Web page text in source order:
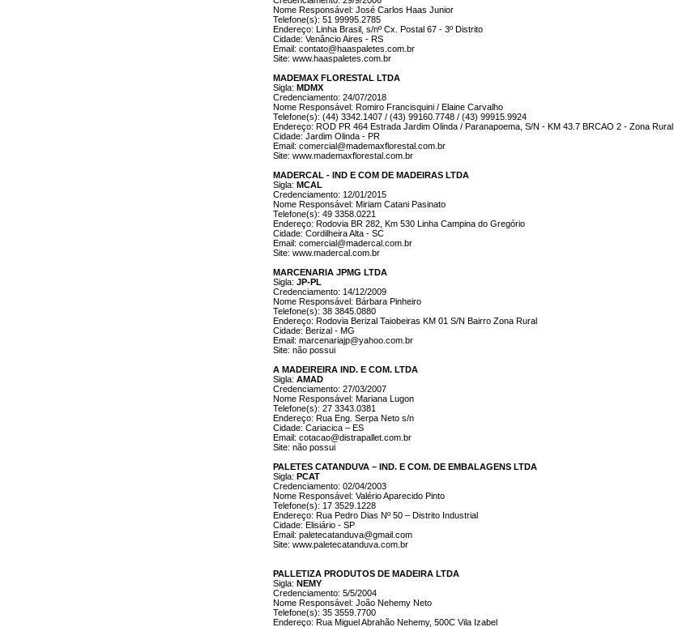
Nome Responsável: José Carlos Haas Junior
Telefone(s): 51 99995.2785
Endereço: Linha Brasil, s/nº Cx. Postal 67 - 3º Distrito
Cidade: Venâncio Aires - RS
Email: contato@haaspaletes.com.br
Site: www.haaspaletes.com.br
MADEMAX FLORESTAL LTDA
Sigla: MDMX
Credenciamento: 24/07/2018
Nome Responsável: Romiro Francisquini / Elaine Carvalho
Telefone(s): (44) 3342.1407 / (43) 99160.7748 / (43) 99915.9924
Endereço: ROD PR 464 Estrada Jardim Olinda / Paranapoema, S/N - KM 43.7 BRCAO 2 - Zona Rural
Cidade: Jardim Olinda - PR
Email: comercial@mademaxflorestal.com.br
Site: www.mademaxflorestal.com.br
MADERCAL - IND E COM DE MADEIRAS LTDA
Sigla: MCAL
Credenciamento: 12/01/2015
Nome Responsável: Miriam Catani Pasinato
Telefone(s): 49 3358.0221
Endereço: Rodovia BR 282, Km 530 Linha Campina do Gregório
Cidade: Cordilheira Alta - SC
Email: comercial@madercal.com.br
Site: www.madercal.com.br
MARCENARIA JPMG LTDA
Sigla: JP-PL
Credenciamento: 14/12/2009
Nome Responsável: Bárbara Pinheiro
Telefone(s): 38 3845.0880
Endereço: Rodovia Berizal Taiobeiras KM 01 S/N Bairro Zona Rural
Cidade: Berizal - MG
Email: marcenariajp@yahoo.com.br
Site: não possui
A MADEIREIRA IND. E COM. LTDA
Sigla: AMAD
Credenciamento: 27/03/2007
Nome Responsável: Mariana Lugon
Telefone(s): 27 3343.0381
Endereço: Rua Eng. Serpa Neto s/n
Cidade: Cariacica – ES
Email: cotacao@distrapallet.com.br
Site: não possui
PALETES CATANDUVA – IND. E COM. DE EMBALAGENS LTDA
Sigla: PCAT
Credenciamento: 02/04/2003
Nome Responsável: Valério Aparecido Pinto
Telefone(s): 17 3529.1228
Endereço: Rua Pedro Dias Nº 50 – Distrito Industrial
Cidade: Elisiário - SP
Email: paletecatanduva@gmail.com
Site: www.paletecatanduva.com.br
PALLETIZA PRODUTOS DE MADEIRA LTDA
Sigla: NEMY
Credenciamento: 5/5/2004
Nome Responsável: João Nehemy Neto
Telefone(s): 35 3559.7700
Endereço: Rua Miguel Abrahão Nehemy, 500C Vila Izabel